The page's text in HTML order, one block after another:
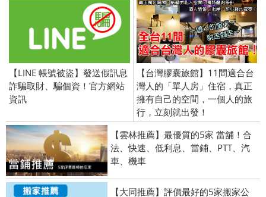
【LINE 帳號被盜】發送假訊息
詐騙取財、騙個資！官方網站
資訊
【台灣膠囊旅館】11間適合台
灣人的「單人房」住宿，真正
擁有自己的空間，一個人的旅
行，立刻就出發！
【雲林推薦】最優質的5家 當舖！合
法、快速、低利息、當鋪、PTT、汽
車、機車
【大同推薦】評價最好的5家搬家公